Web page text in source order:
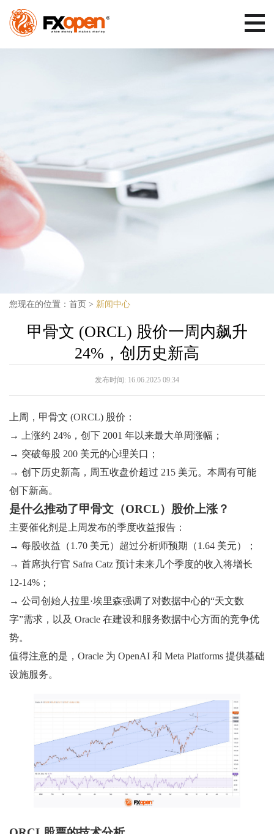
您现在的位置： 首页 > 新闻中心
甲骨文 (ORCL) 股价一周内飙升
24%，创历史新高
发布时间: 16.06.2025 09:34
上周，甲骨文 (ORCL) 股价：
→ 上涨约 24%，创下 2001 年以来最大单周涨幅；
→ 突破每股 200 美元的心理关口；
→ 创下历史新高，周五收盘价超过 215 美元。本周有可能
创下新高。
是什么推动了甲骨文（ORCL）股价上涨？
主要催化剂是上周发布的季度收益报告：
→ 每股收益（1.70 美元）超过分析师预期（1.64 美元）；
→ 首席执行官 Safra Catz 预计未来几个季度的收入将增长
12-14%；
→ 公司创始人拉里·埃里森强调了对数据中心的“天文数
字”需求，以及 Oracle 在建设和服务数据中心方面的竞争优
势。
值得注意的是，Oracle 为 OpenAI 和 Meta Platforms 提供基础
设施服务。